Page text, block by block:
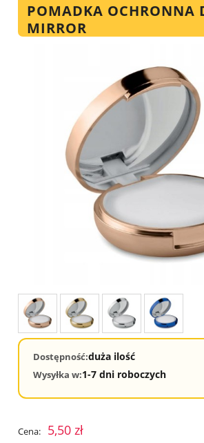
POMADKA OCHRONNA
MIRROR
Dostępność:duża ilość
Wysyłka w:1-7 dni roboczych
Cena: 5,50 zł